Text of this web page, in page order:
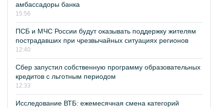
амбассадоры банка
15:56
ПСБ и МЧС России будут оказывать поддержку жителям
пострадавших при чрезвычайных ситуациях регионов
12:40
Сбер запустил собственную программу образовательных
кредитов с льготным периодом
12:33
Исследование ВТБ: ежемесячная смена категорий